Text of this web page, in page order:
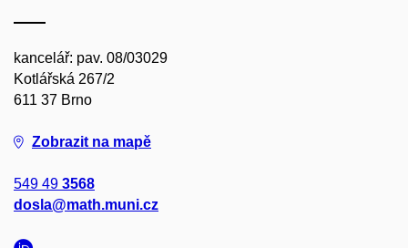
kancelář: pav. 08/03029
Kotlářská 267/2
611 37 Brno
Zobrazit na mapě
549 49 3568
dosla@math.muni.cz